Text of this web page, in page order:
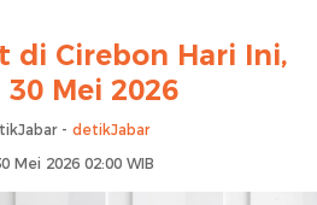
di Cirebon Hari Ini,
Mei 2026
- detikJabar
Mei 2026 02:00 WIB